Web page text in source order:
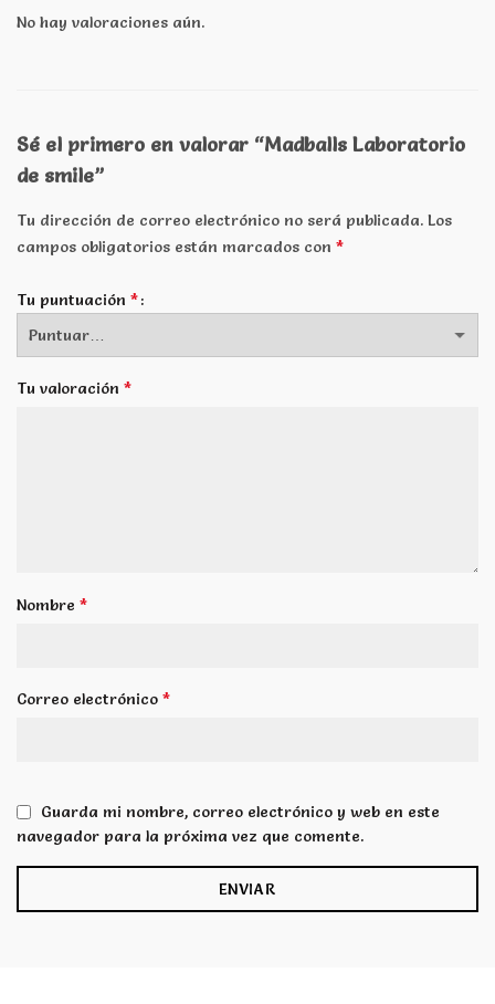
No hay valoraciones aún.
Sé el primero en valorar “Madballs Laboratorio
de smile”
Tu dirección de correo electrónico no será publicada. Los
campos obligatorios están marcados con *
Tu puntuación *
Tu valoración *
Nombre *
Correo electrónico *
Guarda mi nombre, correo electrónico y web en este
navegador para la próxima vez que comente.